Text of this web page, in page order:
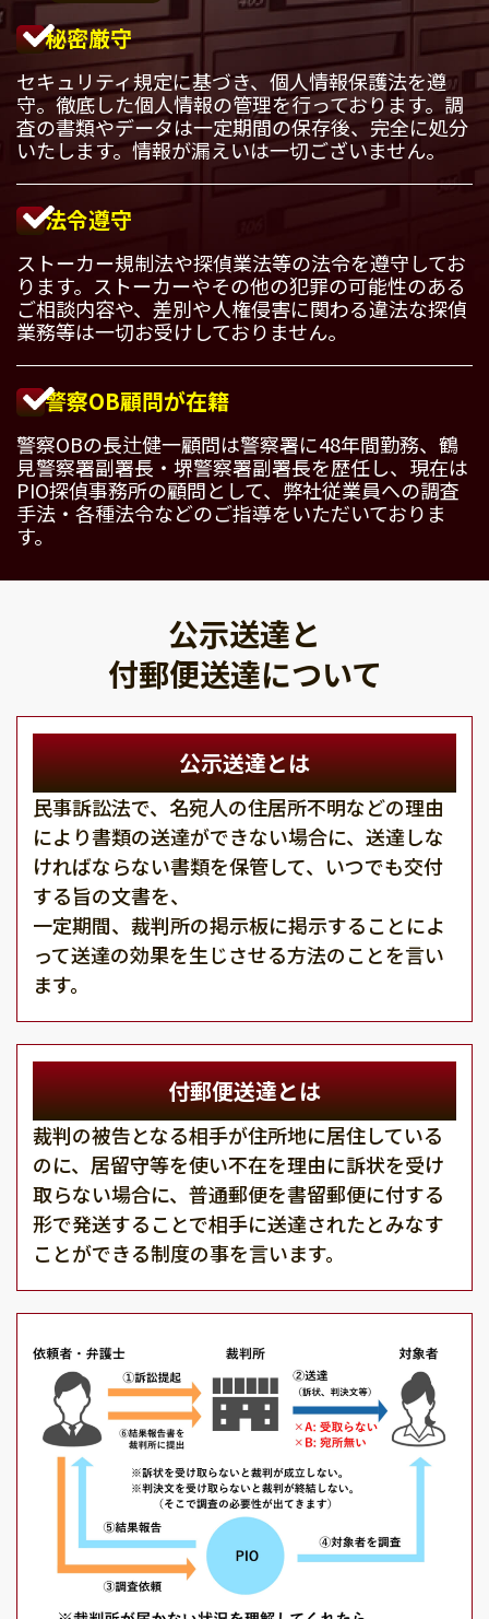
秘密厳守
セキュリティ規定に基づき、個人情報保護法を遵
守。徹底した個人情報の管理を行っております。調
査の書類やデータは一定期間の保存後、完全に処分
いたします。情報が漏えいは一切ございません。
法令遵守
ストーカー規制法や探偵業法等の法令を遵守してお
ります。ストーカーやその他の犯罪の可能性のある
ご相談内容や、差別や人権侵害に関わる違法な探偵
業務等は一切お受けしておりません。
警察OB顧問が在籍
警察OBの長辻健一顧問は警察署に48年間勤務、鶴
見警察署副署長・堺警察署副署長を歴任し、現在は
PIO探偵事務所の顧問として、弊社従業員への調査
手法・各種法令などのご指導をいただいておりま
す。
公示送達と
付郵便送達について
公示送達とは
民事訴訟法で、名宛人の住居所不明などの理由
により書類の送達ができない場合に、送達しな
ければならない書類を保管して、いつでも交付
する旨の文書を、
一定期間、裁判所の掲示板に掲示することによ
って送達の効果を生じさせる方法のことを言い
ます。
付郵便送達とは
裁判の被告となる相手が住所地に居住している
のに、居留守等を使い不在を理由に訴状を受け
取らない場合に、普通郵便を書留郵便に付する
形で発送することで相手に送達されたとみなす
ことができる制度の事を言います。